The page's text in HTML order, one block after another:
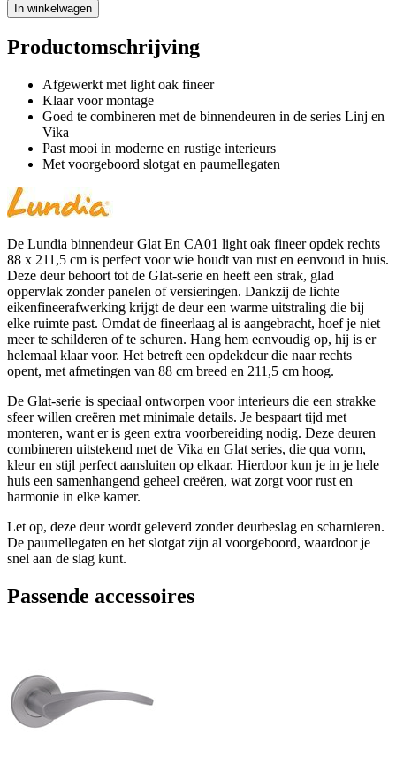
In winkelwagen
Productomschrijving
Afgewerkt met light oak fineer
Klaar voor montage
Goed te combineren met de binnendeuren in de series Linj en
Vika
Past mooi in moderne en rustige interieurs
Met voorgeboord slotgat en paumellegaten
De Lundia binnendeur Glat En CA01 light oak fineer opdek rechts
88 x 211,5 cm is perfect voor wie houdt van rust en eenvoud in huis.
Deze deur behoort tot de Glat-serie en heeft een strak, glad
oppervlak zonder panelen of versieringen. Dankzij de lichte
eikenfineerafwerking krijgt de deur een warme uitstraling die bij
elke ruimte past. Omdat de fineerlaag al is aangebracht, hoef je niet
meer te schilderen of te schuren. Hang hem eenvoudig op, hij is er
helemaal klaar voor. Het betreft een opdekdeur die naar rechts
opent, met afmetingen van 88 cm breed en 211,5 cm hoog.
De Glat-serie is speciaal ontworpen voor interieurs die een strakke
sfeer willen creëren met minimale details. Je bespaart tijd met
monteren, want er is geen extra voorbereiding nodig. Deze deuren
combineren uitstekend met de Vika en Glat series, die qua vorm,
kleur en stijl perfect aansluiten op elkaar. Hierdoor kun je in je hele
huis een samenhangend geheel creëren, wat zorgt voor rust en
harmonie in elke kamer.
Let op, deze deur wordt geleverd zonder deurbeslag en scharnieren.
De paumellegaten en het slotgat zijn al voorgeboord, waardoor je
snel aan de slag kunt.
Passende accessoires